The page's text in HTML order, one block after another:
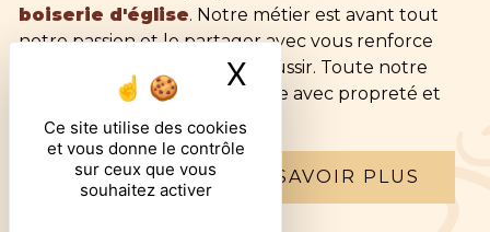
Ce site utilise des cookies
et vous donne le contrôle
sur ceux que vous
souhaitez activer
X Masquer le
boiserie d'église. Notre métier est avant tout
notre passion et le partager avec vous renforce
encore plus notre désir de réussir. Toute notre
équipe est qualifiée et travaille avec propreté et
rigueur.
EN SAVOIR PLUS